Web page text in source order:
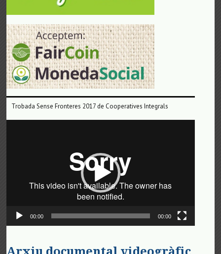
Trobada Sense Fronteres 2017 de Cooperatives Integrals
00:00 00:00